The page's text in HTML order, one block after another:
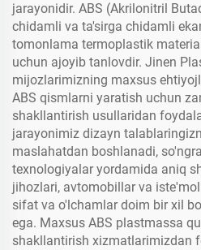
jarayonidir. ABS (Akrilonitril
chidamli va ta'sirga chidamli
tomonlama termoplastik
uchun ajoyib tanlovdir. Jinen
mijozlarimizning maxsus
ABS qismlarni yaratish uchun
shakllantirish usullaridan
jarayonimiz dizayn
maslahatdan boshlanadi,
texnologiyalar yordamida aniq
jihozlari, avtomobillar va
sifat va o'lchamlar doim bir xil
ega. Maxsus ABS plastmassa
shakllantirish xizmatlarimizdan